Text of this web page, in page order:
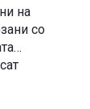
на
со
во